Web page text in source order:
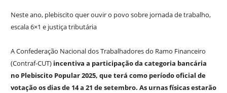
Neste ano, plebiscito quer ouvir o povo sobre jornada de trabalho,
escala 6×1 e justiça tributária
A Confederação Nacional dos Trabalhadores do Ramo Financeiro
(Contraf-CUT)incentiva a participação da categoria bancária
no Plebiscito Popular 2025, que terá como período oficial de
votação os dias de 14 a 21 de setembro. As urnas físicas estarão